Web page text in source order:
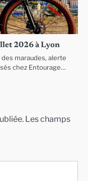
2026 à Lyon
maraudes, alerte
chez Entourage…
Les champs